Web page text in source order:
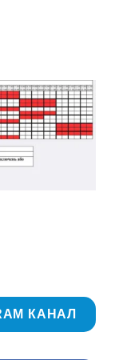
КАНАЛ